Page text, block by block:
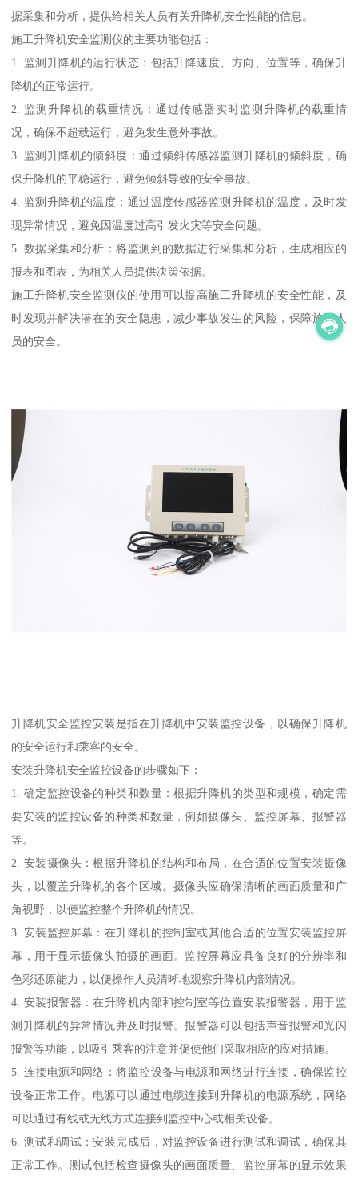
据采集和分析，提供给相关人员有关升降机安全性能的信息。
施工升降机安全监测仪的主要功能包括：
1. 监测升降机的运行状态：包括升降速度、方向、位置等，确保升
降机的正常运行。
2. 监测升降机的载重情况：通过传感器实时监测升降机的载重情
况，确保不超载运行，避免发生意外事故。
3. 监测升降机的倾斜度：通过倾斜传感器监测升降机的倾斜度，确
保升降机的平稳运行，避免倾斜导致的安全事故。
4. 监测升降机的温度：通过温度传感器监测升降机的温度，及时发
现异常情况，避免因温度过高引发火灾等安全问题。
5. 数据采集和分析：将监测到的数据进行采集和分析，生成相应的
报表和图表，为相关人员提供决策依据。
施工升降机安全监测仪的使用可以提高施工升降机的安全性能，及
时发现并解决潜在的安全隐患，减少事故发生的风险，保障施工人
员的安全。
升降机安全监控安装是指在升降机中安装监控设备，以确保升降机
的安全运行和乘客的安全。
安装升降机安全监控设备的步骤如下：
1. 确定监控设备的种类和数量：根据升降机的类型和规模，确定需
要安装的监控设备的种类和数量，例如摄像头、监控屏幕、报警器
等。
2. 安装摄像头：根据升降机的结构和布局，在合适的位置安装摄像
头，以覆盖升降机的各个区域。摄像头应确保清晰的画面质量和广
角视野，以便监控整个升降机的情况。
3. 安装监控屏幕：在升降机的控制室或其他合适的位置安装监控屏
幕，用于显示摄像头拍摄的画面。监控屏幕应具备良好的分辨率和
色彩还原能力，以便操作人员清晰地观察升降机内部情况。
4. 安装报警器：在升降机内部和控制室等位置安装报警器，用于监
测升降机的异常情况并及时报警。报警器可以包括声音报警和光闪
报警等功能，以吸引乘客的注意并促使他们采取相应的应对措施。
5. 连接电源和网络：将监控设备与电源和网络进行连接，确保监控
设备正常工作。电源可以通过电缆连接到升降机的电源系统，网络
可以通过有线或无线方式连接到监控中心或相关设备。
6. 测试和调试：安装完成后，对监控设备进行测试和调试，确保其
正常工作。测试包括检查摄像头的画面质量、监控屏幕的显示效果